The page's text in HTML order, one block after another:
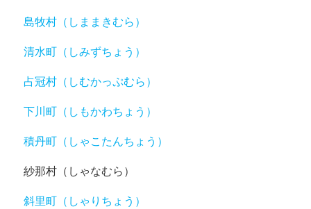
島牧村（しままきむら）
清水町（しみずちょう）
占冠村（しむかっぷむら）
下川町（しもかわちょう）
積丹町（しゃこたんちょう）
紗那村（しゃなむら）
斜里町（しゃりちょう）